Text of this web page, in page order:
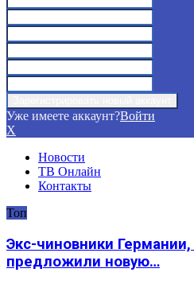
Уже имеете аккаунт?Войти
X
Новости
ТВ Онлайн
Контакты
Топ
Экс-чиновники
предложили новую…